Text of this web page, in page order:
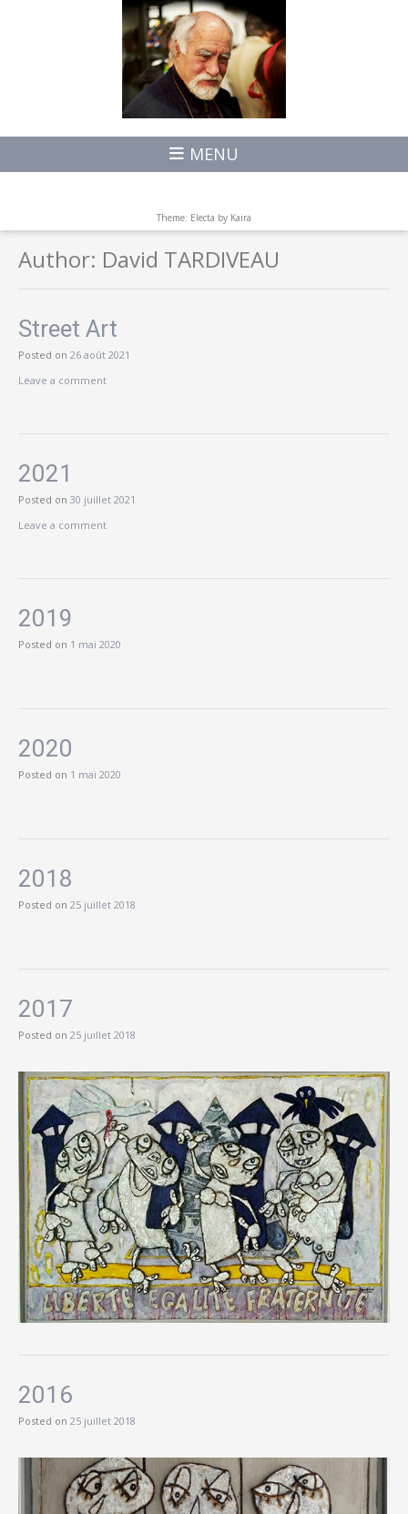
MENU
Theme: Electa by Kaira
Author: David TARDIVEAU
Street Art
Posted on 26 août 2021
Leave a comment
2021
Posted on 30 juillet 2021
Leave a comment
2019
Posted on 1 mai 2020
2020
Posted on 1 mai 2020
2018
Posted on 25 juillet 2018
2017
Posted on 25 juillet 2018
2016
Posted on 25 juillet 2018